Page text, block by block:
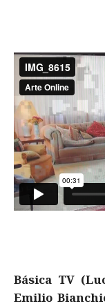
Básica TV
Emilio